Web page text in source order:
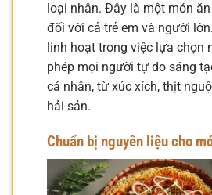
loại nhân. Đây là một món ăn
đối với cả trẻ em và người
linh hoạt trong việc lựa chọn
phép mọi người tự do sáng
cá nhân, từ xúc xích, thịt
hải sản.
Chuẩn bị nguyên liệu cho